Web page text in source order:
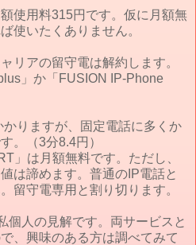
使用料315円です。仮に月額無
使いたくありません。
リアの留守電は解約します。
」か「FUSION IP-Phone
かりますが、固定電話に多くか
。（3分8.4円）
」は月額無料です。ただし、
は諦めます。普通のIP電話と
留守電専用と割り切ります。
人の見解です。両サービスと
、興味のある方は調べてみて